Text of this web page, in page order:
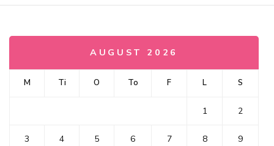
AUGUST 2026
M Ti O To F L S
1 2
3 4 5 6 7 8 9